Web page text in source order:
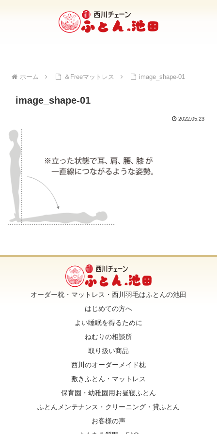
ホーム ＆Freeマットレス image_shape-01
image_shape-01
2022.05.23
オーダー枕・マットレス・西川羽毛はふとんの池田
はじめての方へ
よい睡眠を得るために
ねむりの相談所
取り扱い商品
西川のオーダーメイド枕
敷きふとん・マットレス
保育園・幼稚園用お昼寝ふとん
ふとんメンテナンス・クリーニング・貸ふとん
お客様の声